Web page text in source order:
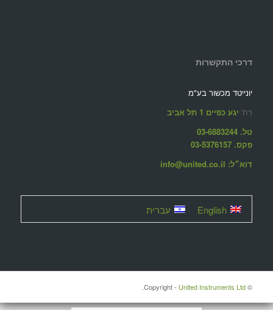
דרכי התקשרות
יונייטד מכשור בע"מ
רח' יגע כפיים 1 תל אביב
טל. 03-6883244
פקס. 03-5376157
דוא״ל: info@united.co.il
English עברית
© ‫Copyright -
United Instruments Ltd.